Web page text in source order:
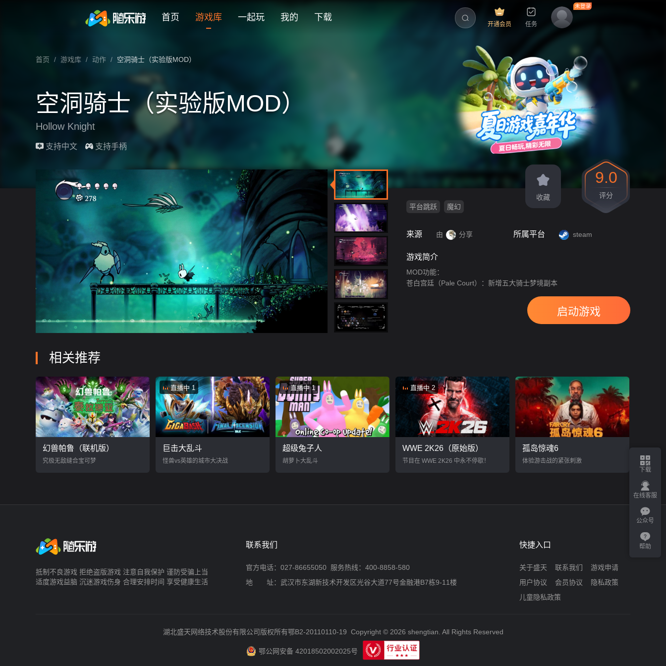
首页 游戏库 一起玩 我的 下载
开通会员 任务
空洞骑士（实验版MOD）
空洞骑士（实验版MOD） 云游戏在线玩介绍
首页 / 游戏库 / 动作 / 空洞骑士（实验版MOD）
空洞骑士（实验版MOD）
Hollow Knight
支持中文
支持手柄
9.0
评分
收藏
平台跳跃
魔幻
来源 由 分享 所属平台 steam
游戏简介
MOD功能：
苍白宫廷（Pale Court）：新增五大骑士梦境副本
启动游戏
相关推荐
幻兽帕鲁（联机版）
究极无敌缝合宝可梦
巨击大乱斗
怪兽vs英雄的城市大决战
直播中 1
超级兔子人
胡萝卜大乱斗
直播中 1
WWE 2K26（原始版）
节目在 WWE 2K26 中永不停歇！
直播中 2
孤岛惊魂6
体验游击战的紧张刺激
抵制不良游戏 拒绝盗版游戏 注意自我保护 谨防受骗上当
适度游戏益脑 沉迷游戏伤身 合理安排时间 享受健康生活
联系我们
官方电话：027-86655050 服务热线：400-8858-580
地 址：武汉市东湖新技术开发区光谷大道77号金融港B7栋9-11楼
快捷入口
关于盛天 联系我们
游戏申请
用户协议
会员协议
隐私政策
儿童隐私政策
湖北盛天网络技术股份有限公司版权所有鄂B2-20110110-19 Copyright © 2026 shengtian. All Rights Reserved
鄂公网安备 42018502002025号
下载
在线客服
公众号
帮助